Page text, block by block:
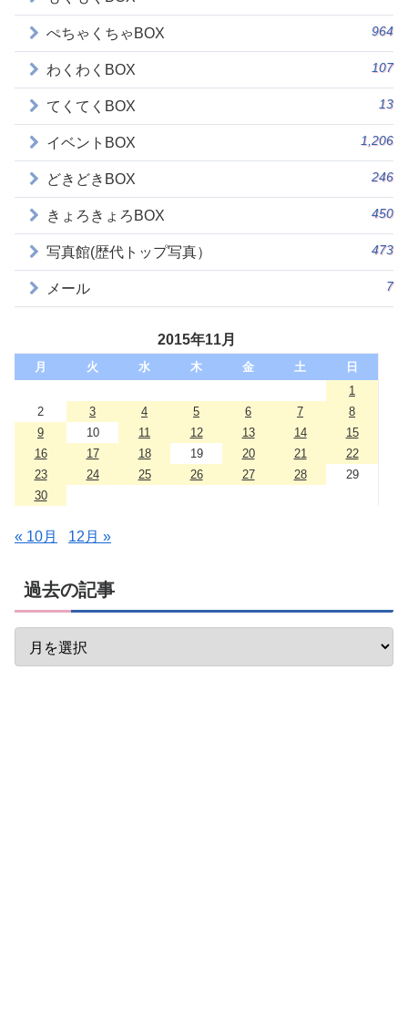
ぺちゃくちゃBOX 964
わくわくBOX 107
てくてくBOX 13
イベントBOX 1,206
どきどきBOX 246
きょろきょろBOX 450
写真館(歴代トップ写真） 473
メール 7
2015年11月
月 火 水 木 金 土
日
1
2
3 4 5 6 7
8
9
10 11 12 13 14
15
16
17 18 19 20 21
22
23
24 25 26 27 28
29
30
« 10月 12月 »
過去の記事